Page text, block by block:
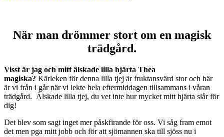
När man drömmer stort om en magisk
trädgård.
Visst är jag och mitt älskade lilla hjärta Thea
magiska? Kärleken för denna lilla tjej är fruktansvärd stor och här
är vi från i går när vi lekte hela eftermiddagen tillsammans i våran
trädgård. Älskade lilla tjej, du vet inte hur mycket mitt hjärta slår för
dig!
Det blev som sagt inget mer påskfirande för oss. Vi såg fram emot
det men pga mitt jobb och för att sjömannen ska till sjöss nu i